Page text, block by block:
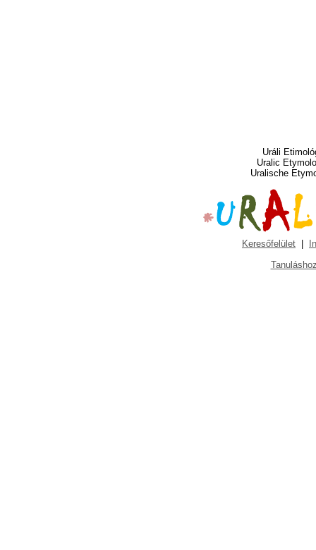
Uráli
Uralic
Uralische
Keresőfelület